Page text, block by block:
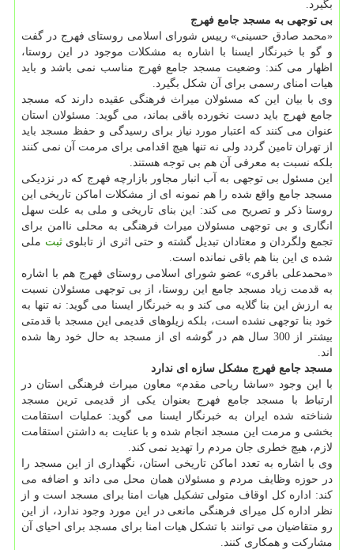
بگیرد.
بی توجهی به مسجد جامع فهرج
«محمد صادق حسینی» رییس شورای اسلامی روستای فهرج در گفت
و گو با خبرنگار ایسنا با اشاره به مشكلات موجود در این روستا،
اظهار می كند: وضعیت مسجد جامع فهرج مناسب نمی باشد و باید
هیات امنای رسمی برای آن شكل بگیرد.
وی با بیان این كه مسئولان میراث فرهنگی عقیده دارند كه مسجد
جامع فهرج باید دست نخورده باقی بماند، می گوید: مسئولان استان
عنوان می كنند كه اعتبار مورد نیاز برای رسیدگی و حفظ مسجد باید
از تهران تامین گردد ولی نه تنها هیچ اقدامی برای مرمت آن نمی كنند
بلكه نسبت به معرفی آن هم بی توجه هستند.
این مسئول بی توجهی به آب انبار مجاور بازارچه فهرج كه در نزدیكی
مسجد جامع واقع شده را هم نمونه ای از مشكلات اماكن تاریخی این
روستا ذكر و تصریح می كند: این بنای تاریخی و ملی به علت سهل
انگاری و بی توجهی مسئولان میراث فرهنگی به محلی ناامن برای
تجمع ولگردان و معتادان تبدیل گشته و حتی اثری از تابلویثبت ملی
شده ی این بنا هم باقی نمانده است.
«محمدعلی باقری» عضو شورای اسلامی روستای فهرج هم با اشاره
به قدمت زیاد مسجد جامع این روستا، از بی توجهی مسئولان نسبت
به ارزش این بنا گلایه می كند و به خبرنگار ایسنا می گوید: نه تنها به
خود بنا توجهی نشده است، بلكه زیلوهای قدیمی این مسجد با قدمتی
بیشتر از 300 سال هم در گوشه ای از مسجد به حال خود رها شده
اند.
مسجد جامع فهرج مشكل سازه ای ندارد
با این وجود «ساشا ریاحی مقدم» معاون میراث فرهنگی استان در
ارتباط با مسجد جامع فهرج بعنوان یكی از قدیمی ترین مسجد
شناخته شده ایران به خبرنگار ایسنا می گوید: عملیات استقامت
بخشی و مرمت این مسجد انجام شده و با عنایت به داشتن استقامت
لازم، هیچ خطری جان مردم را تهدید نمی كند.
وی با اشاره به تعدد اماكن تاریخی استان، نگهداری از این مسجد را
در حوزه وظایف مردم و مسئولان همان محل می داند و اضافه می
كند: اداره كل اوقاف متولی تشكیل هیات امنا برای مسجد است و از
نظر اداره كل میرای فرهنگی مانعی در این مورد وجود ندارد، از این
رو متقاضیان می توانند با تشكل هیات امنا برای مسجد برای احیای آن
مشاركت و همكاری كنند.